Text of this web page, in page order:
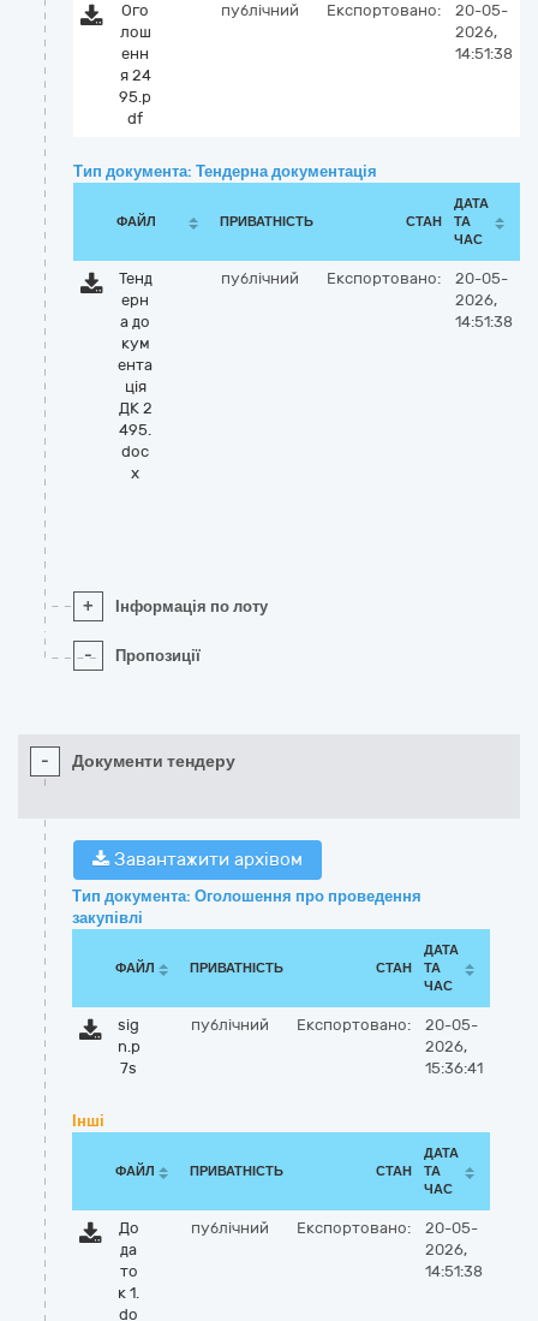
Ого
лош
енн
я 24
95.p
df
публічний Експортовано:
20-05-
2026,
14:51:38
Тип документа: Тендерна документація
ФАЙЛ ПРИВАТНІСТЬ СТАН
ДАТА
ТА
ЧАС
Тенд
ерн
а до
кум
ента
ція
ДК 2
495.
doc
x
публічний Експортовано:
20-05-
2026,
14:51:38
+ Інформація по лоту
- Пропозиції
- Документи тендеру
Завантажити архівом
Тип документа: Оголошення про проведення
закупівлі
ФАЙЛ ПРИВАТНІСТЬ СТАН
ДАТА
ТА
ЧАС
sig
n.p
7s
публічний Експортовано:
20-05-
2026,
15:36:41
Інші
ФАЙЛ ПРИВАТНІСТЬ СТАН
ДАТА
ТА
ЧАС
До
да
то
к 1.
do
публічний Експортовано:
20-05-
2026,
14:51:38